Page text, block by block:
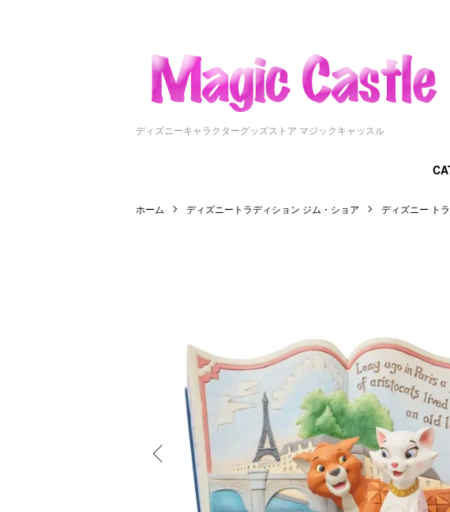
ディズニーキャラクターグッズストア マジックキャッスル
ホーム ディズニートラディション ジム・ショア ディズニー ト